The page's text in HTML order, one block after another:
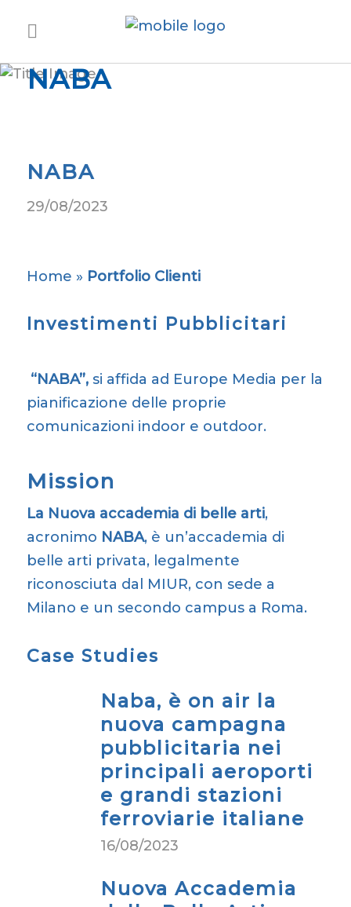
NABA
NABA
29/08/2023
Home » Portfolio Clienti
Investimenti Pubblicitari
“NABA”, si affida ad Europe Media per la
pianificazione delle proprie
comunicazioni indoor e outdoor.
Mission
La Nuova accademia di belle arti,
acronimo NABA, è un’accademia di
belle arti privata, legalmente
riconosciuta dal MIUR, con sede a
Milano e un secondo campus a Roma.
Case Studies
Naba, è on air la
nuova campagna
pubblicitaria nei
principali aeroporti
e grandi stazioni
ferroviarie italiane
16/08/2023
Nuova Accademia